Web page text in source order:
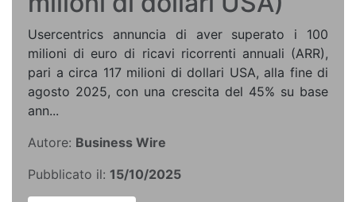
Usercentrics annuncia di aver superato i 100
milioni di euro di ricavi ricorrenti annuali (ARR),
pari a circa 117 milioni di dollari USA, alla fine di
agosto 2025, con una crescita del 45% su base
ann...
Autore: Business Wire
Pubblicato il: 15/10/2025